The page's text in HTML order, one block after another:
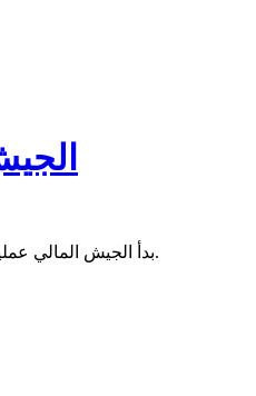
بدأ الجيش المالي عملية عسكرية ضد مقاتلي آزواد في تنزواتين الواقعة على حدود الجزائر، من بين أهدافه "رد الاعتبار" بعد ما تكبد من خسائر في المعركة السابقة.